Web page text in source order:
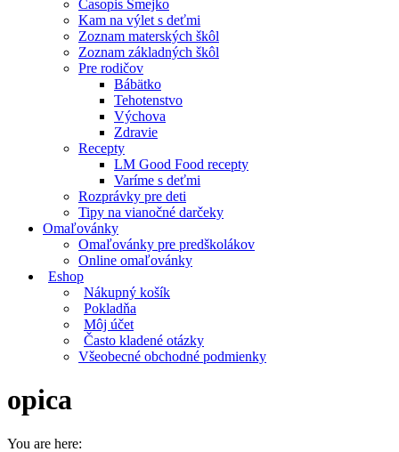
Časopis Smejko
Kam na výlet s deťmi
Zoznam materských škôl
Zoznam základných škôl
Pre rodičov
Bábätko
Tehotenstvo
Výchova
Zdravie
Recepty
LM Good Food recepty
Varíme s deťmi
Rozprávky pre deti
Tipy na vianočné darčeky
Omaľovánky
Omaľovánky pre predškolákov
Online omaľovánky
Eshop
Nákupný košík
Pokladňa
Môj účet
Často kladené otázky
Všeobecné obchodné podmienky
opica
You are here: